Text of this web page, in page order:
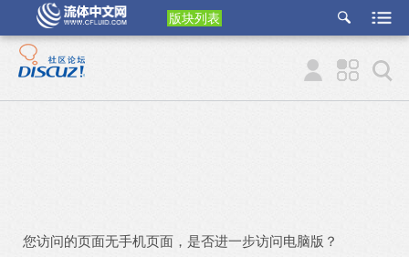
版块列表
etu
p
您访问的页面无手机页面，是否进一步访问电脑版？